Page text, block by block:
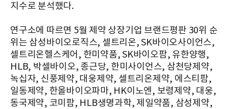
지수로 분석했다.
연구소에 따르면 5월 제약 상장기업 브랜드평판 30위 순
위는 삼성바이오로직스, 셀트리온, SK바이오사이언스,
셀트리온헬스케어, 한미약품, SK바이오팜, 유한양행,
HLB, 박셀바이오, 종근당, 한미사이언스, 삼천당제약,
녹십자, 신풍제약, 대웅제약, 셀트리온제약, 에스티팜,
일동제약, 한올바이오파마, HK이노엔, 보령제약, 대웅,
동국제약, 코미팜, HLB생명과학, 제일약품, 삼성제약,